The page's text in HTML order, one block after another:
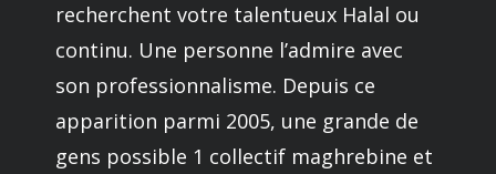
recherchent votre talentueux Halal ou
continu. Une personne l’admire avec
son professionnalisme. Depuis ce
apparition parmi 2005, une grande de
gens possible 1 collectif maghrebine et